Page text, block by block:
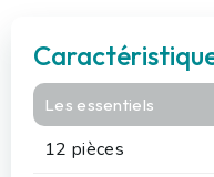
Les essentiels
12 pièces